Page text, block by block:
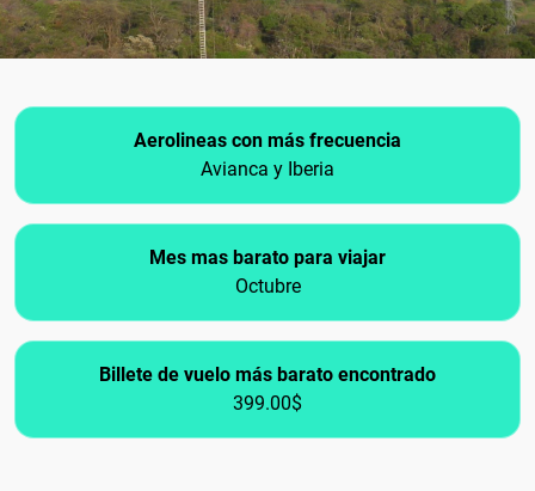
Aerolineas con más frecuencia
Avianca y Iberia
Mes mas barato para viajar
Octubre
Billete de vuelo más barato encontrado
399.00$